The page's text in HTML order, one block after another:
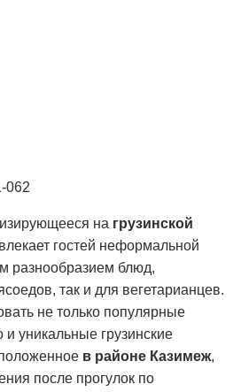
062
на грузинской
гостей неформальной
разнообразием блюд,
так и для вегетарианцев.
не только популярные
и уникальные грузинские
в районе Казимеж,
после прогулок по